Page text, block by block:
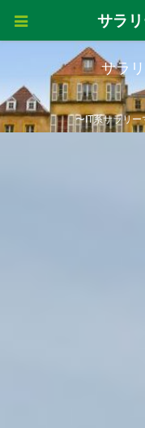
サラ
〜IT系サラリ
サラ